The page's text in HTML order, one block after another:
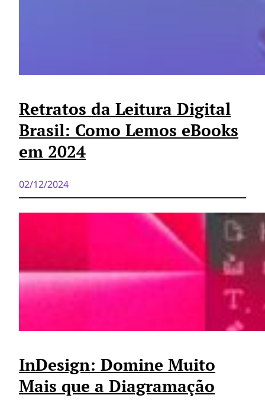
Retratos da Leitura Digital
Brasil: Como Lemos eBooks
em 2024
02/12/2024
InDesign: Domine Muito
Mais que a Diagramação